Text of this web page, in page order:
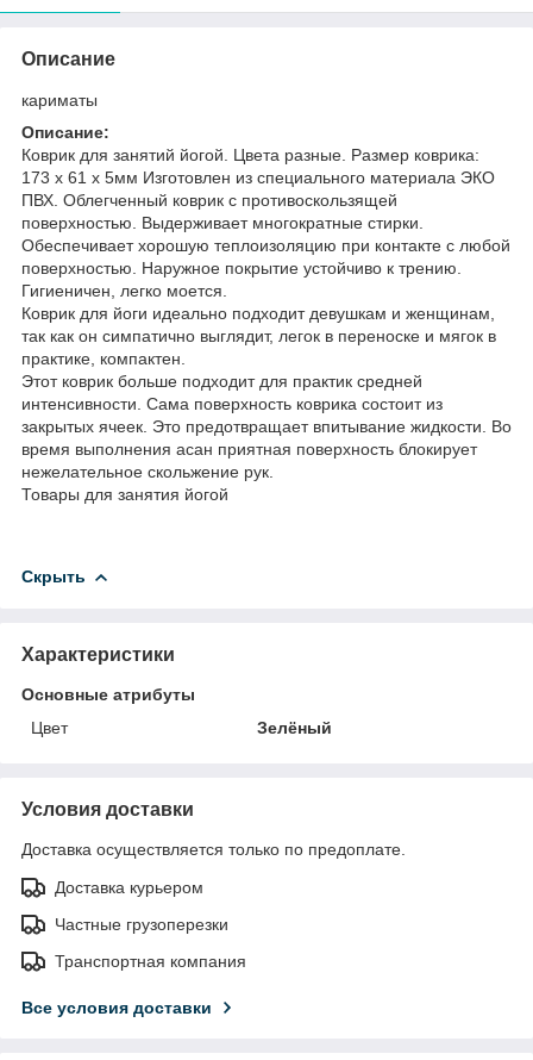
Описание
кариматы
Описание:
Коврик для занятий йогой. Цвета разные. Размер коврика:
173 х 61 х 5мм Изготовлен из специального материала ЭКО
ПВХ. Облегченный коврик с противоскользящей
поверхностью. Выдерживает многократные стирки.
Обеспечивает хорошую теплоизоляцию при контакте с любой
поверхностью. Наружное покрытие устойчиво к трению.
Гигиеничен, легко моется.
Коврик для йоги идеально подходит девушкам и женщинам,
так как он симпатично выглядит, легок в переноске и мягок в
практике, компактен.
Этот коврик больше подходит для практик средней
интенсивности. Сама поверхность коврика состоит из
закрытых ячеек. Это предотвращает впитывание жидкости. Во
время выполнения асан приятная поверхность блокирует
нежелательное скольжение рук.
Товары для занятия йогой
Скрыть
Характеристики
Основные атрибуты
Цвет
Зелёный
Условия доставки
Доставка осуществляется только по предоплате.
Доставка курьером
Частные грузоперезки
Транспортная компания
Все условия доставки